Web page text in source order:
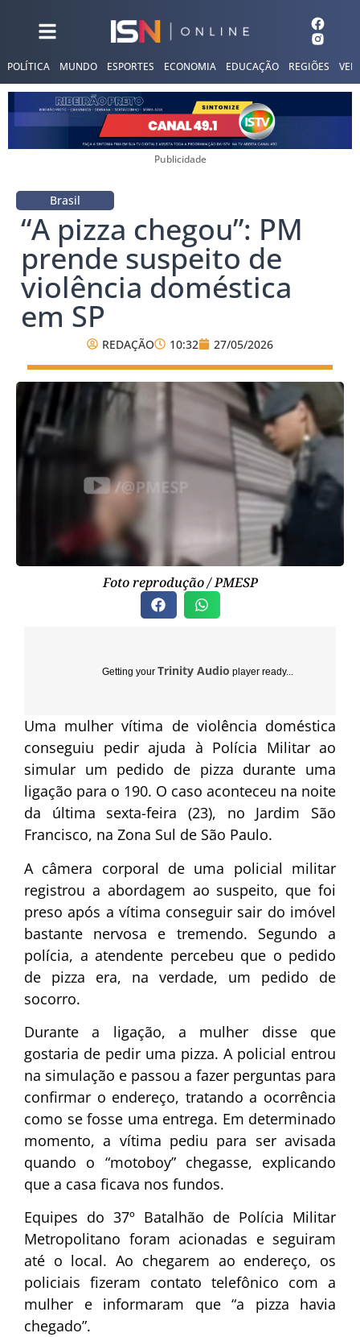
POLÍTICA MUNDO ESPORTES ECONOMIA EDUCAÇÃO REGIÕES
Publicidade
Brasil
“A pizza chegou”: PM
prende suspeito de
violência doméstica
em SP
REDAÇÃO 10:32 27/05/2026
Foto reprodução / PMESP
Getting your Trinity Audio player ready...
Uma mulher vítima de violência doméstica
conseguiu pedir ajuda à Polícia Militar ao
simular um pedido de pizza durante uma
ligação para o 190. O caso aconteceu na noite
da última sexta-feira (23), no Jardim São
Francisco, na Zona Sul de São Paulo.
A câmera corporal de uma policial militar
registrou a abordagem ao suspeito, que foi
preso após a vítima conseguir sair do imóvel
bastante nervosa e tremendo. Segundo a
polícia, a atendente percebeu que o pedido
de pizza era, na verdade, um pedido de
socorro.
Durante a ligação, a mulher disse que
gostaria de pedir uma pizza. A policial entrou
na simulação e passou a fazer perguntas para
confirmar o endereço, tratando a ocorrência
como se fosse uma entrega. Em determinado
momento, a vítima pediu para ser avisada
quando o “motoboy” chegasse, explicando
que a casa ficava nos fundos.
Equipes do 37º Batalhão de Polícia Militar
Metropolitano foram acionadas e seguiram
até o local. Ao chegarem ao endereço, os
policiais fizeram contato telefônico com a
mulher e informaram que “a pizza havia
chegado”.